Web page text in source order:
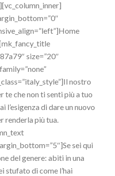
size=”20″
nostro
che non ti senti più a tuo
l’esigenza di dare un nuovo
renderla più tua.
sei qui
del genere: abiti in una
stufato di come l’hai